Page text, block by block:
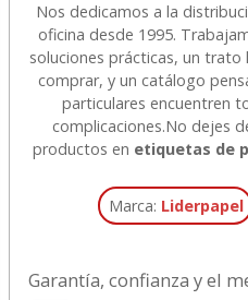
Nos dedicamos a la
oficina desde 1995.
soluciones prácticas, un
comprar, y un catálogo
particulares encuentren
complicaciones.No dejes
productos en etiquetas de
Marca: Liderpapel
Garantía, confianza y el